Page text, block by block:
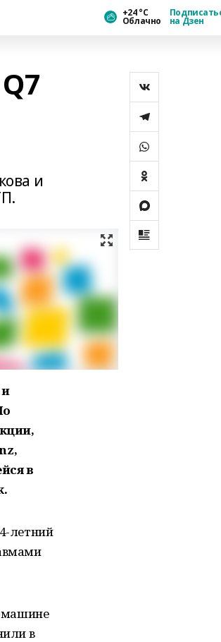
+24 °С
Облачно на Дзен
и
в
летний
в